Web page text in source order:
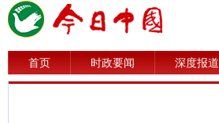
首页 时政要闻 深度报道